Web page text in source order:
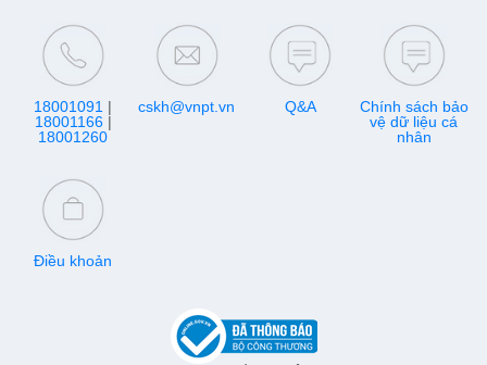
18001091 |
18001166|
18001260
cskh@vnpt.vn Q&A
Chính sách bảo
vệ dữ liệu cá
nhân
Điều khoản